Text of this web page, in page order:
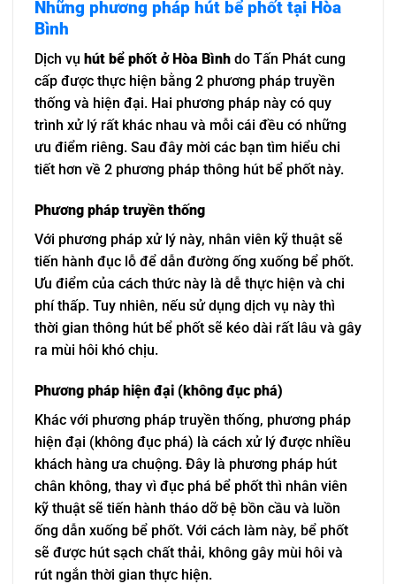
Những phương pháp hút bể phốt tại Hòa
Bình
Dịch vụ hút bể phốt ở Hòa Bình do Tấn Phát cung
cấp được thực hiện bằng 2 phương pháp truyền
thống và hiện đại. Hai phương pháp này có quy
trình xử lý rất khác nhau và mỗi cái đều có những
ưu điểm riêng. Sau đây mời các bạn tìm hiểu chi
tiết hơn về 2 phương pháp thông hút bể phốt này.
Phương pháp truyền thống
Với phương pháp xử lý này, nhân viên kỹ thuật sẽ
tiến hành đục lỗ để dẫn đường ống xuống bể phốt.
Ưu điểm của cách thức này là dễ thực hiện và chi
phí thấp. Tuy nhiên, nếu sử dụng dịch vụ này thì
thời gian thông hút bể phốt sẽ kéo dài rất lâu và gây
ra mùi hôi khó chịu.
Phương pháp hiện đại (không đục phá)
Khác với phương pháp truyền thống, phương pháp
hiện đại (không đục phá) là cách xử lý được nhiều
khách hàng ưa chuộng. Đây là phương pháp hút
chân không, thay vì đục phá bể phốt thì nhân viên
kỹ thuật sẽ tiến hành tháo dỡ bệ bồn cầu và luồn
ống dẫn xuống bể phốt. Với cách làm này, bể phốt
sẽ được hút sạch chất thải, không gây mùi hôi và
rút ngắn thời gian thực hiện.